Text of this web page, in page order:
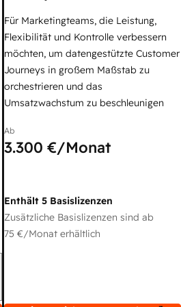
Für Marketingteams, die Leistung,
Flexibilität und Kontrolle verbessern
möchten, um datengestützte Customer
Journeys in großem Maßstab zu
orchestrieren und das
Umsatzwachstum zu beschleunigen
Ab
3.300 €/Monat
Enthält 5 Basislizenzen
Zusätzliche Basislizenzen sind ab
75 €/Monat erhältlich